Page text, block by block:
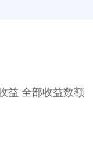
益 全部收益数额